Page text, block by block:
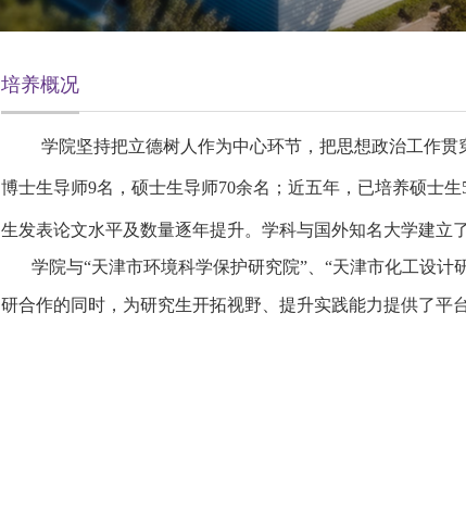
培养概况
学院坚持把立德树人作为中心环节，把思想政治工作
博士生导师9名，硕士生导师70余名；近五年，已培养硕士
生发表论文水平及数量逐年提升。学科与国外知名大学建立
学院与“天津市环境科学保护研究院”、“天津市化工设计
研合作的同时，为研究生开拓视野、提升实践能力提供了平台